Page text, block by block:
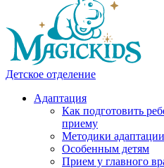
Детское отделение
Адаптация
Как подготовить
приему
Методики адаптации
Особенным детям
Прием у главного